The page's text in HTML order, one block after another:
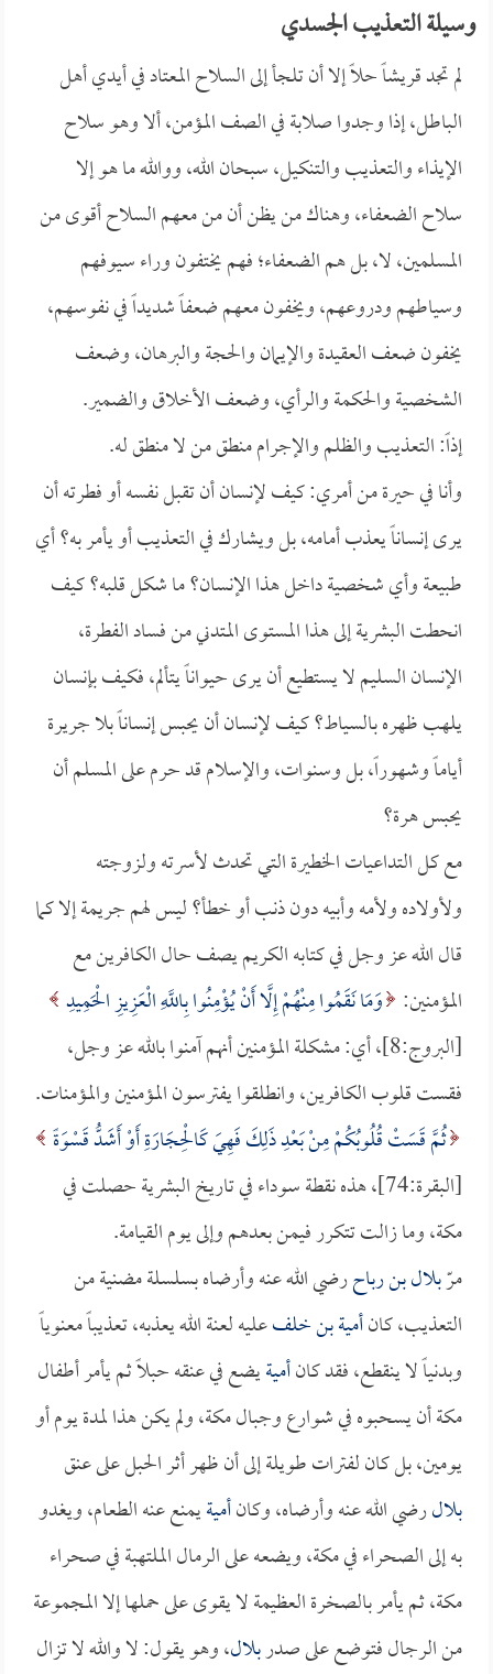
وسيلة التعذيب الجسدي
لم تجد قريشاً حلاً إلا أن تلجأ إلى السلاح المعتاد في أيدي أهل
الباطل، إذا وجدوا صلابة في الصف المؤمن، ألا وهو سلاح
الإيذاء والتعذيب والتنكيل، سبحان الله، ووالله ما هو إلا
سلاح الضعفاء، وهناك من يظن أن من معهم السلاح أقوى من
المسلمين، لا، بل هم الضعفاء؛ فهم يختفون وراء سيوفهم
وسياطهم ودروعهم، ويخفون معهم ضعفاً شديداً في نفوسهم،
يخفون ضعف العقيدة والإيمان والحجة والبرهان، وضعف
الشخصية والحكمة والرأي، وضعف الأخلاق والضمير.
إذاً: التعذيب والظلم والإجرام منطق من لا منطق له.
وأنا في حيرة من أمري: كيف لإنسان أن تقبل نفسه أو فطرته أن
يرى إنساناً يعذب أمامه، بل ويشارك في التعذيب أو يأمر به؟ أي
طبيعة وأي شخصية داخل هذا الإنسان؟ ما شكل قلبه؟ كيف
انحطت البشرية إلى هذا المستوى المتدني من فساد الفطرة،
الإنسان السليم لا يستطيع أن يرى حيواناً يتألم، فكيف بإنسان
يلهب ظهره بالسياط؟ كيف لإنسان أن يحبس إنساناً بلا جريرة
أياماً وشهوراً، بل وسنوات، والإسلام قد حرم على المسلم أن
يحبس هرة؟
مع كل التداعيات الخطيرة التي تحدث لأسرته ولزوجته
ولأولاده ولأمه وأبيه دون ذنب أو خطأ؟ ليس لهم جريمة إلا كما
قال الله عز وجل في كتابه الكريم يصف حال الكافرين مع
المؤمنين: وَمَا نَقَمُوا مِنْهُمْ إِلَّا أَنْ يُؤْمِنُوا بِاللَّهِ الْعَزِيزِ الْحَمِيدِ
[البروج:8]، أي: مشكلة المؤمنين أنهم آمنوا بالله عز وجل،
فقست قلوب الكافرين، وانطلقوا يفترسون المؤمنين والمؤمنات.
ثُمَّ قَسَتْ قُلُوبُكُمْ مِنْ بَعْدِ ذَلِكَ فَهِيَ كَالْحِجَارَةِ أَوْ أَشَدُّ قَسْوَةً
[البقرة:74]، هذه نقطة سوداء في تاريخ البشرية حصلت في
مكة، وما زالت تتكرر فيمن بعدهم وإلى يوم القيامة.
مرّبلال بن رباحرضي الله عنه وأرضاه بسلسلة مضنية من
التعذيب، كانأمية بن خلفعليه لعنة الله يعذبه، تعذيباً معنوياً
وبدنياً لا ينقطع، فقد كانأميةيضع في عنقه حبلاً ثم يأمر أطفال
مكة أن يسحبوه في شوارع وجبال مكة، ولم يكن هذا لمدة يوم أو
يومين، بل كان لفترات طويلة إلى أن ظهر أثر الحبل على عنق
بلالرضي الله عنه وأرضاه، وكانأميةيمنع عنه الطعام، ويغدو
به إلى الصحراء في مكة، ويضعه على الرمال الملتهبة في صحراء
مكة، ثم يأمر بالصخرة العظيمة لا يقوى على حملها إلا المجموعة
من الرجال فتوضع على صدربلال، وهو يقول: لا والله لا تزال